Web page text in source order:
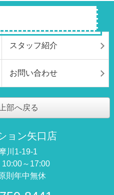
スタッフ紹介
お問い合わせ
部へ戻る
ョン矢口店
川1-19-1
10:00～17:00
則年中無休